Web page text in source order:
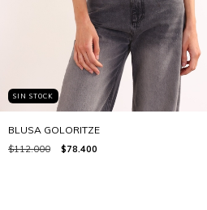
SIN STOCK
BLUSA GOLORITZE
$112.000 $78.400